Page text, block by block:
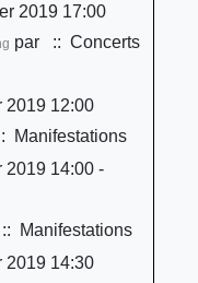
2019 17:00
par
:: Concerts
2019 12:00
Manifestations
2019 14:00 -
:: Manifestations
2019 14:30